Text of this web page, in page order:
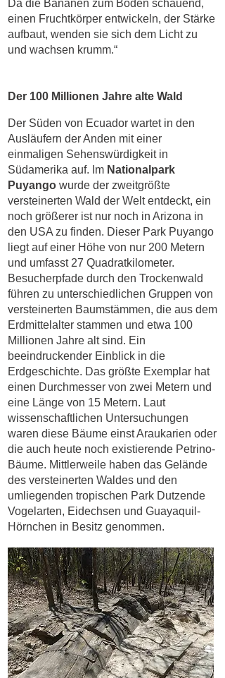
Da die Bananen zum Boden schauend,
einen Fruchtkörper entwickeln, der Stärke
aufbaut, wenden sie sich dem Licht zu
und wachsen krumm.“
Der 100 Millionen Jahre alte Wald
Der Süden von Ecuador wartet in den
Ausläufern der Anden mit einer
einmaligen Sehenswürdigkeit in
Südamerika auf. Im Nationalpark
Puyango wurde der zweitgrößte
versteinerten Wald der Welt entdeckt, ein
noch größerer ist nur noch in Arizona in
den USA zu finden. Dieser Park Puyango
liegt auf einer Höhe von nur 200 Metern
und umfasst 27 Quadratkilometer.
Besucherpfade durch den Trockenwald
führen zu unterschiedlichen Gruppen von
versteinerten Baumstämmen, die aus dem
Erdmittelalter stammen und etwa 100
Millionen Jahre alt sind. Ein
beeindruckender Einblick in die
Erdgeschichte. Das größte Exemplar hat
einen Durchmesser von zwei Metern und
eine Länge von 15 Metern. Laut
wissenschaftlichen Untersuchungen
waren diese Bäume einst Araukarien oder
die auch heute noch existierende Petrino‐
Bäume. Mittlerweile haben das Gelände
des versteinerten Waldes und den
umliegenden tropischen Park Dutzende
Vogelarten, Eidechsen und Guayaquil‐
Hörnchen in Besitz genommen.